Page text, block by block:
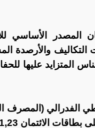
المصدر الأساسي
التكاليف والأرصدة
المتزايد عليها
الفدرالي (المصرف
1,23 تريليون دولار بنهاية أيلول.